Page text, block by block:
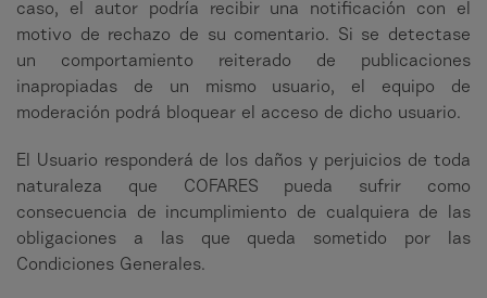
caso, el autor podría recibir una notificación con el
motivo de rechazo de su comentario. Si se detectase
un comportamiento reiterado de publicaciones
inapropiadas de un mismo usuario, el equipo de
moderación podrá bloquear el acceso de dicho usuario.
El Usuario responderá de los daños y perjuicios de toda
naturaleza que COFARES pueda sufrir como
consecuencia de incumplimiento de cualquiera de las
obligaciones a las que queda sometido por las
Condiciones Generales.